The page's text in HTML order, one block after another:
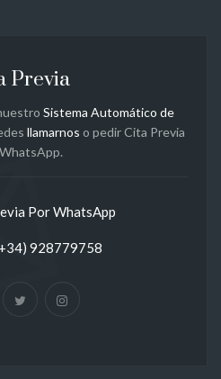
Previa
Sistema Automático de
llamarnos o pedir Cita Previa
Por WhatsApp
928779758